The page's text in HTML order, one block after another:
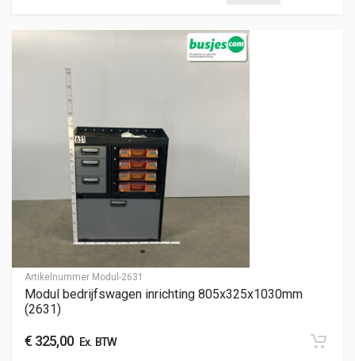
Artikelnummer Modul-2631
Modul bedrijfswagen inrichting 805x325x1030mm
(2631)
€ 325,00Ex. BTW